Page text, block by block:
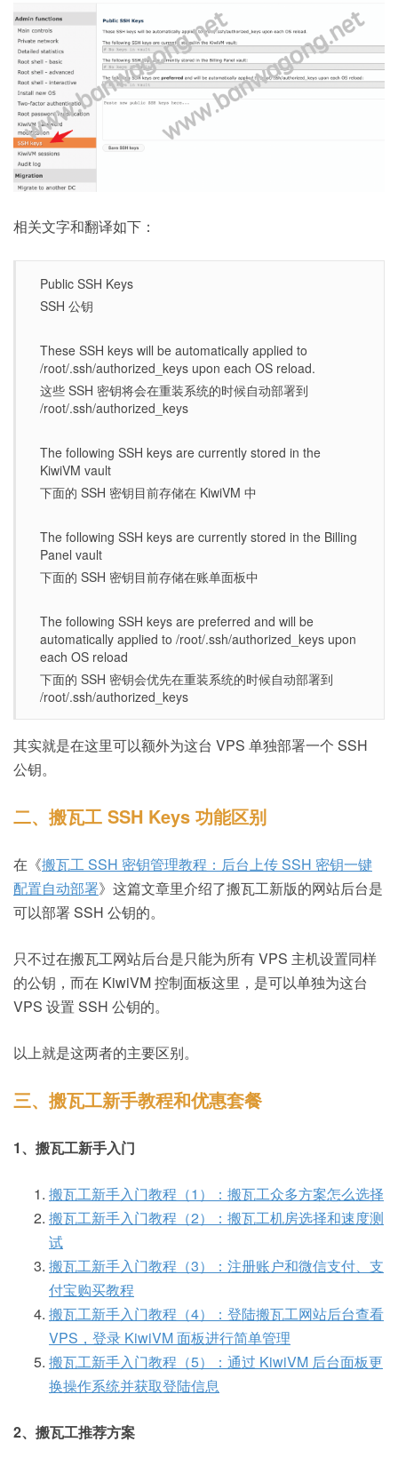
相关文字和翻译如下：
Public SSH Keys
SSH 公钥
These SSH keys will be automatically applied to
/root/.ssh/authorized_keys upon each OS reload.
这些 SSH 密钥将会在重装系统的时候自动部署到
/root/.ssh/authorized_keys
The following SSH keys are currently stored in the
KiwiVM vault
下面的 SSH 密钥目前存储在 KiwiVM 中
The following SSH keys are currently stored in the Billing
Panel vault
下面的 SSH 密钥目前存储在账单面板中
The following SSH keys are preferred and will be
automatically applied to /root/.ssh/authorized_keys upon
each OS reload
下面的 SSH 密钥会优先在重装系统的时候自动部署到
/root/.ssh/authorized_keys
其实就是在这里可以额外为这台 VPS 单独部署一个 SSH
公钥。
二、搬瓦工 SSH Keys 功能区别
在《搬瓦工 SSH 密钥管理教程：后台上传 SSH 密钥一键
配置自动部署》这篇文章里介绍了搬瓦工新版的网站后台是
可以部署 SSH 公钥的。
只不过在搬瓦工网站后台是只能为所有 VPS 主机设置同样
的公钥，而在 KiwiVM 控制面板这里，是可以单独为这台
VPS 设置 SSH 公钥的。
以上就是这两者的主要区别。
三、搬瓦工新手教程和优惠套餐
1、搬瓦工新手入门
搬瓦工新手入门教程（1）：搬瓦工众多方案怎么选择
搬瓦工新手入门教程（2）：搬瓦工机房选择和速度测
试
搬瓦工新手入门教程（3）：注册账户和微信支付、支
付宝购买教程
搬瓦工新手入门教程（4）：登陆搬瓦工网站后台查看
VPS，登录 KiwiVM 面板进行简单管理
搬瓦工新手入门教程（5）：通过 KiwiVM 后台面板更
换操作系统并获取登陆信息
2、搬瓦工推荐方案